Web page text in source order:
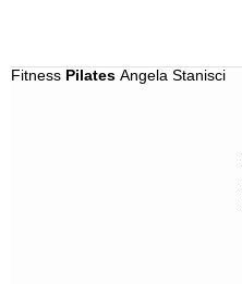
Fitness Pilates Angela Stanisci